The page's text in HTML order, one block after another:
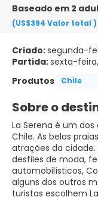
Baseado em 2
(US$394 Valor total )
Criado:segunda-
Partida:sexta-
Produtos
Chile
Sobre o
La Serena é um
Chile. As belas
atrações da
desfiles de moda,
automobilísticos,
alguns dos outros
turistas escolhem